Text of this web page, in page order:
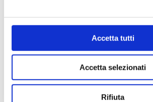
Accetta tutti
Accetta selezionati
Rifiuta
passeggiata nel villaggio per scoprire
le tradizioni locali, lontani dal
natura incontaminata e incontri
Proseguimento per Samarcanda con
cartiera artigianale. Arrivo in hotel,
cotto con carote, cipolle, spezie e
montone o manzo). sembra